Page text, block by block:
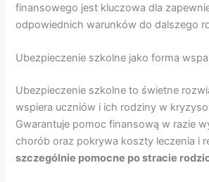
finansowego jest kluczowa dla
odpowiednich warunków do dalszego
Ubezpieczenie szkolne jako forma
Ubezpieczenie szkolne to świetne
wspiera uczniów i ich rodziny w
Gwarantuje pomoc finansową w razie
chorób oraz pokrywa koszty leczenia i
szczególnie pomocne po stracie